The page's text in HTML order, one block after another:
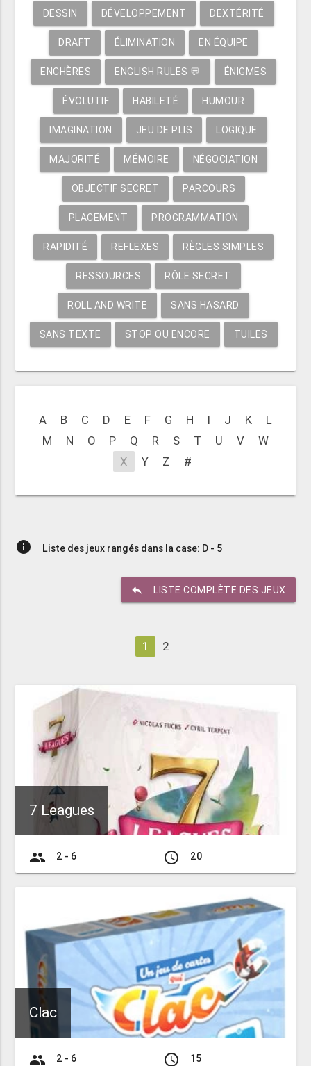
DESSIN DÉVELOPPEMENT DEXTÉRITÉ
DRAFT ÉLIMINATION EN ÉQUIPE
ENCHÈRES ENGLISH RULES 💬 ÉNIGMES
ÉVOLUTIF HABILETÉ HUMOUR
IMAGINATION JEU DE PLIS LOGIQUE
MAJORITÉ MÉMOIRE NÉGOCIATION
OBJECTIF SECRET PARCOURS
PLACEMENT PROGRAMMATION
RAPIDITÉ REFLEXES RÈGLES SIMPLES
RESSOURCES RÔLE SECRET
ROLL AND WRITE SANS HASARD
SANS TEXTE STOP OU ENCORE TUILES
A B C D E F G H I J K
L
M
N O P Q R S T U V
W
X
Y Z #
info Liste des jeux rangés dans la case: D - 5
reply LISTE COMPLÈTE DES JEUX
1 2
7 Leagues
group 2 - 6 access_time 20
Clac
group 2 - 6 access_time 15